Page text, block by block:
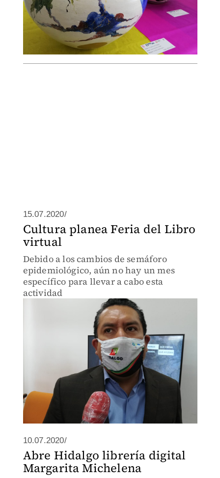
15.07.2020/
Cultura planea Feria del Libro
virtual
Debido a los cambios de semáforo
epidemiológico, aún no hay un mes
específico para llevar a cabo esta
actividad
10.07.2020/
Abre Hidalgo librería digital
Margarita Michelena